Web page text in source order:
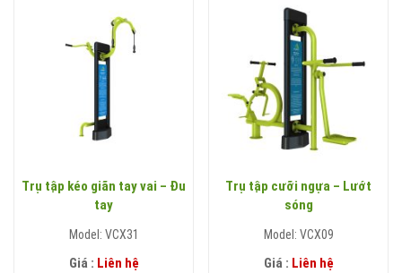
Trụ tập kéo giãn tay vai – Đu
tay
Model: VCX31
Giá : Liên hệ
Trụ tập cưỡi ngựa – Lướt
sóng
Model: VCX09
Giá : Liên hệ